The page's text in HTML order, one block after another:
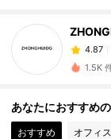
4.87
k***3
4.87
1.5K
あなたにおすすめ
おすすめ オフィ